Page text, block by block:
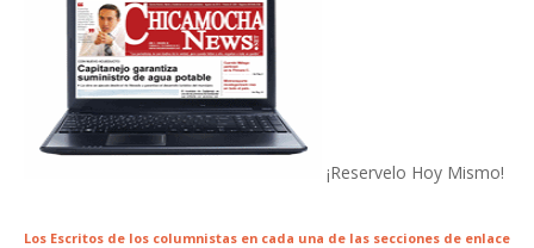
¡Reservelo Hoy Mismo!
Los Escritos de los columnistas en cada una de las secciones de enlace